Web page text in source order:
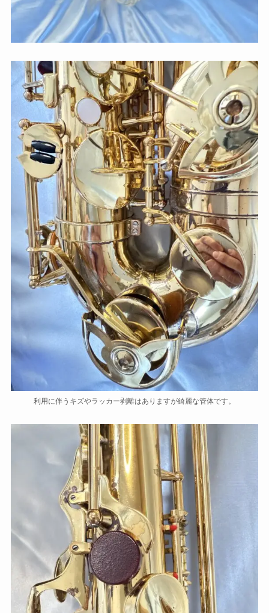
利用に伴うキズやラッカー剥離はありますが綺麗な管体です。